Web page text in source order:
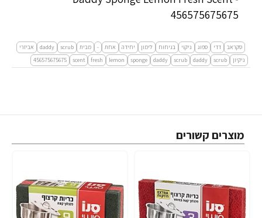
456575675675
סקראב דדי ספוג ניקוי בניחוח לימון יחידה אחת - מבית scrub
daddy
אביזרי
ניקיון
scrub
daddy
scrub
daddy
sponge
lemon
fresh
scent
456575675675
מוצרים קשורים